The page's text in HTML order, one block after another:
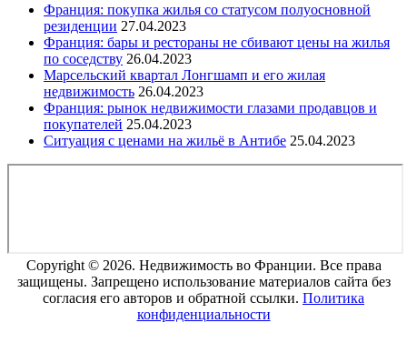
Франция: покупка жилья со статусом полуосновной
резиденции 27.04.2023
Франция: бары и рестораны не сбивают цены на жилья
по соседству 26.04.2023
Марсельский квартал Лонгшамп и его жилая
недвижимость 26.04.2023
Франция: рынок недвижимости глазами продавцов и
покупателей 25.04.2023
Ситуация с ценами на жильё в Антибе 25.04.2023
Copyright © 2026. Недвижимость во Франции. Все права
защищены. Запрещено использование материалов сайта без
согласия его авторов и обратной ссылки. Политика
конфиденциальности